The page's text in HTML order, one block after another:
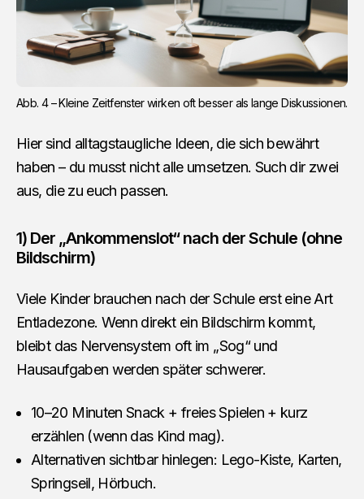
Abb. 4 – Kleine Zeitfenster wirken oft besser als lange Diskussionen.
Hier sind alltagstaugliche Ideen, die sich bewährt
haben – du musst nicht alle umsetzen. Such dir zwei
aus, die zu euch passen.
1) Der „Ankommenslot“ nach der Schule (ohne
Bildschirm)
Viele Kinder brauchen nach der Schule erst eine Art
Entladezone. Wenn direkt ein Bildschirm kommt,
bleibt das Nervensystem oft im „Sog“ und
Hausaufgaben werden später schwerer.
10–20 Minuten Snack + freies Spielen + kurz
erzählen (wenn das Kind mag).
Alternativen sichtbar hinlegen: Lego-Kiste, Karten,
Springseil, Hörbuch.